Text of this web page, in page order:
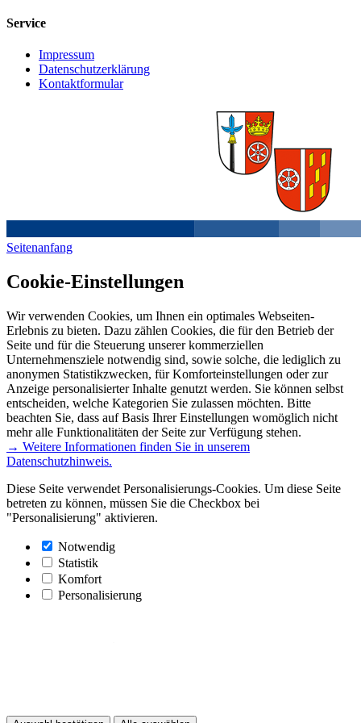
Service
Impressum
Datenschutzerklärung
Kontaktformular
Seitenanfang
Cookie-Einstellungen
Wir verwenden Cookies, um Ihnen ein optimales Webseiten-
Erlebnis zu bieten. Dazu zählen Cookies, die für den Betrieb der
Seite und für die Steuerung unserer kommerziellen
Unternehmensziele notwendig sind, sowie solche, die lediglich zu
anonymen Statistikzwecken, für Komforteinstellungen oder zur
Anzeige personalisierter Inhalte genutzt werden. Sie können selbst
entscheiden, welche Kategorien Sie zulassen möchten. Bitte
beachten Sie, dass auf Basis Ihrer Einstellungen womöglich nicht
mehr alle Funktionalitäten der Seite zur Verfügung stehen.
→ Weitere Informationen finden Sie in unserem
Datenschutzhinweis.
Diese Seite verwendet Personalisierungs-Cookies. Um diese Seite
betreten zu können, müssen Sie die Checkbox bei
"Personalisierung" aktivieren.
Notwendig
Statistik
Komfort
Personalisierung